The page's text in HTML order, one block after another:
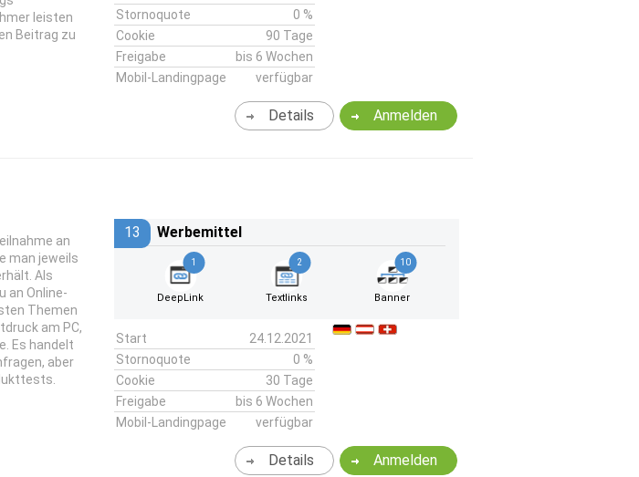
leisten
Beitrag zu
Stornoquote
0 %
Cookie
90 Tage
Freigabe
bis 6 Wochen
Mobil-Landingpage
verfügbar
Anmelden
Details
an
man jeweils
Als
an Online-
Themen
am PC,
Es handelt
aber
13 Werbemittel
1
DeepLink
2
Textlinks
10
Banner
Start
24.12.2021
Stornoquote
0 %
Cookie
30 Tage
Freigabe
bis 6 Wochen
Mobil-Landingpage
verfügbar
Anmelden
Details